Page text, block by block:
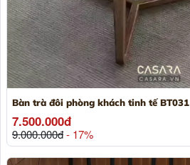
Bàn trà đôi phòng khách tinh tế BT031
7.500.000đ
9.000.000đ- 17%